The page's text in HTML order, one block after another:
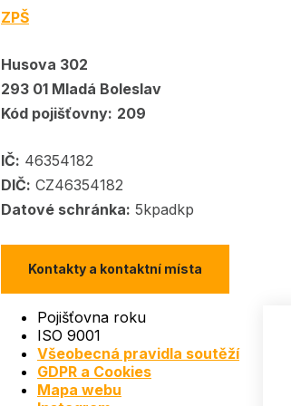
ZPŠ
Husova 302
293 01 Mladá Boleslav
Kód pojišťovny: 209
IČ: 46354182
DIČ: CZ46354182
Datové schránka: 5kpadkp
Kontakty a kontaktní místa
Pojišťovna roku
ISO 9001
Všeobecná pravidla soutěží
GDPR a Cookies
Mapa webu